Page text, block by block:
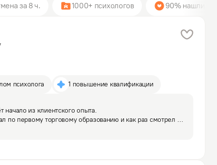
за 8 ч. 1000+ психологов 90% нашли
психолога 1 повышение квалификации
начало из клиентского опыта.
по первому торговому образованию и как раз смотрел
После работы с психологом и пройдя профориентацию,